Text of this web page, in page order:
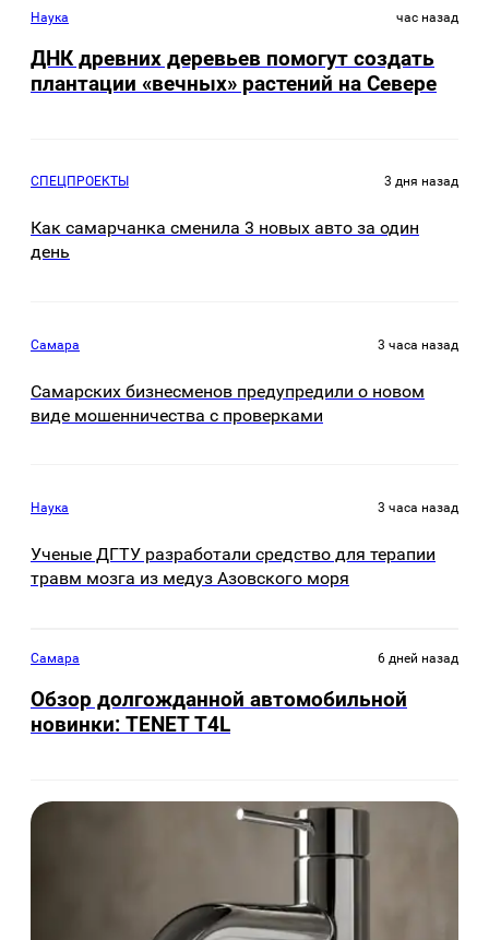
Наука час назад
ДНК древних деревьев помогут создать
плантации «вечных» растений на Севере
СПЕЦПРОЕКТЫ 3 дня назад
Как самарчанка сменила 3 новых авто за один
день
Самара 3 часа назад
Самарских бизнесменов предупредили о новом
виде мошенничества с проверками
Наука 3 часа назад
Ученые ДГТУ разработали средство для терапии
травм мозга из медуз Азовского моря
Самара 6 дней назад
Обзор долгожданной автомобильной
новинки: TENET Т4L